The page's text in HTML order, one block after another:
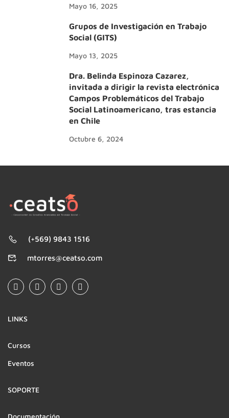
Mayo 16, 2025
Grupos de Investigación en Trabajo
Social (GITS)
Mayo 13, 2025
Dra. Belinda Espinoza Cazarez,
invitada a dirigir la revista electrónica
Campos Problemáticos del Trabajo
Social Latinoamericano, tras estancia
en Chile
Octubre 6, 2024
(+569) 9843 1516
mtorres@ceatso.com
LINKS
Cursos
Eventos
SOPORTE